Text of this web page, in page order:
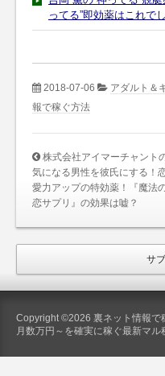
ってる”即効薬はこれで
2018-07-06
アダルト＆
報で稼ぐ方法
株式会社アイマーチャント
気になる男性を彼氏にする！
愛力アップの特効薬！『魔法
恋サプリ』の効果は嘘？
サ
Copyright ©2026 裏ネット情報で
月数万円～を確実に稼ぐ最新マ